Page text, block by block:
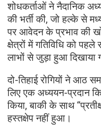
शोधकर्ताओं ने नैदानिक
की भर्ती की, जो हल्के से
पर आवेदन के प्रभाव की
क्षेत्रों में गतिविधि को
लाभों से जुड़ा हुआ दिखाया
दो-तिहाई रोगियों ने आठ
लिए एक अध्ययन-प्रदान
किया, बाकी के साथ
हस्तक्षेप नहीं हुआ।